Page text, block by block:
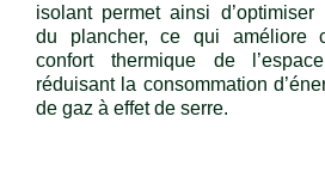
isolant permet ainsi d’optimiser
du plancher, ce qui améliore
confort thermique de
réduisant la consommation
de gaz à effet de serre.